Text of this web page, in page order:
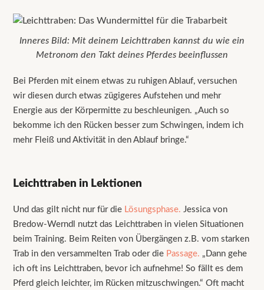
Inneres Bild: Mit deinem Leichttraben kannst du wie ein
Metronom den Takt deines Pferdes beeinflussen
Bei Pferden mit einem etwas zu ruhigen Ablauf, versuchen
wir diesen durch etwas zügigeres Aufstehen und mehr
Energie aus der Körpermitte zu beschleunigen. „Auch so
bekomme ich den Rücken besser zum Schwingen, indem ich
mehr Fleiß und Aktivität in den Ablauf bringe.“
Leichttraben in Lektionen
Und das gilt nicht nur für die Lösungsphase. Jessica von
Bredow-Werndl nutzt das Leichttraben in vielen Situationen
beim Training. Beim Reiten von Übergängen z.B. vom starken
Trab in den versammelten Trab oder die Passage. „Dann gehe
ich oft ins Leichttraben, bevor ich aufnehme! So fällt es dem
Pferd gleich leichter, im Rücken mitzuschwingen.“ Oft macht